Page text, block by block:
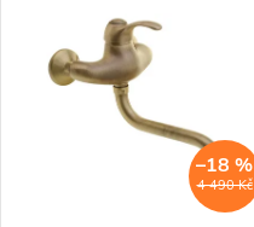
Oproti kohoutkovým retro...
4 490 Kč
–18 %